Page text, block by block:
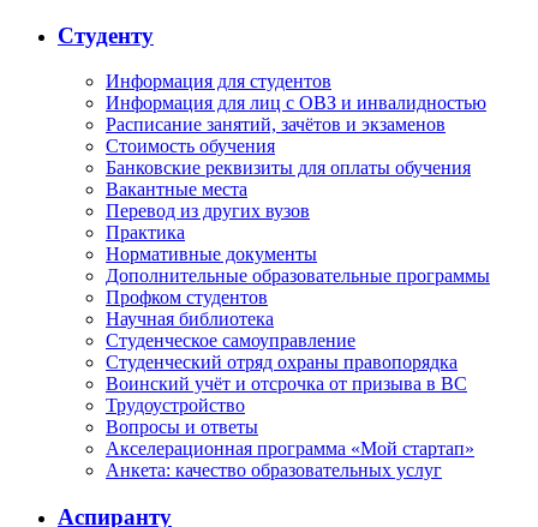
Студенту
Информация для студентов
Информация для лиц с ОВЗ и инвалидностью
Расписание занятий, зачётов и экзаменов
Стоимость обучения
Банковские реквизиты для оплаты обучения
Вакантные места
Перевод из других вузов
Практика
Нормативные документы
Дополнительные образовательные программы
Профком студентов
Научная библиотека
Студенческое самоуправление
Студенческий отряд охраны правопорядка
Воинский учёт и отсрочка от призыва в ВС
Трудоустройство
Вопросы и ответы
Акселерационная программа «Мой стартап»
Анкета: качество образовательных услуг
Аспиранту